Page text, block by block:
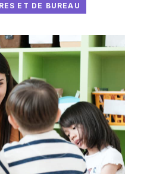
ET DE BUREAU